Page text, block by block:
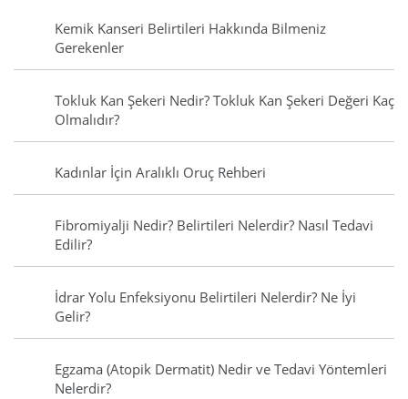
Kemik Kanseri Belirtileri Hakkında Bilmeniz
Gerekenler
Tokluk Kan Şekeri Nedir? Tokluk Kan Şekeri Değeri Kaç
Olmalıdır?
Kadınlar İçin Aralıklı Oruç Rehberi
Fibromiyalji Nedir? Belirtileri Nelerdir? Nasıl Tedavi
Edilir?
İdrar Yolu Enfeksiyonu Belirtileri Nelerdir? Ne İyi
Gelir?
Egzama (Atopik Dermatit) Nedir ve Tedavi Yöntemleri
Nelerdir?